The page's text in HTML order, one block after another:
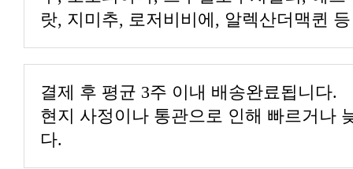
랏, 지미추, 로저비비에, 알렉산더맥퀸 등
결제 후 평균 3주 이내 배송완료됩니다.
현지 사정이나 통관으로 인해 빠르거나
다.